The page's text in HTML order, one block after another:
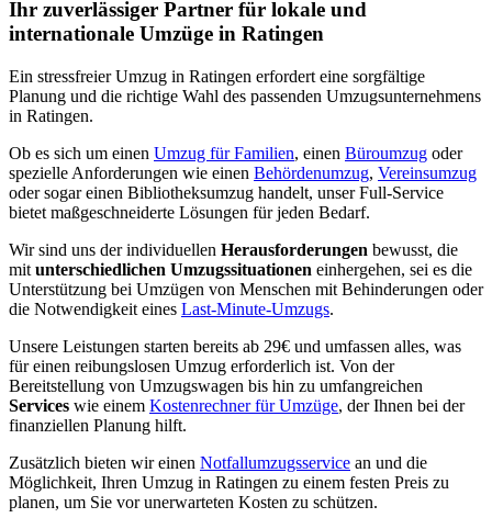
Ihr zuverlässiger Partner für lokale und
internationale Umzüge in Ratingen
Ein stressfreier Umzug in Ratingen erfordert eine sorgfältige
Planung und die richtige Wahl des passenden Umzugsunternehmens
in Ratingen.
Ob es sich um einen Umzug für Familien, einen Büroumzug oder
spezielle Anforderungen wie einen Behördenumzug, Vereinsumzug
oder sogar einen Bibliotheksumzug handelt, unser Full-Service
bietet maßgeschneiderte Lösungen für jeden Bedarf.
Wir sind uns der individuellen Herausforderungen bewusst, die
mit unterschiedlichen Umzugssituationen einhergehen, sei es die
Unterstützung bei Umzügen von Menschen mit Behinderungen oder
die Notwendigkeit eines Last-Minute-Umzugs.
Unsere Leistungen starten bereits ab 29€ und umfassen alles, was
für einen reibungslosen Umzug erforderlich ist. Von der
Bereitstellung von Umzugswagen bis hin zu umfangreichen
Services wie einem Kostenrechner für Umzüge, der Ihnen bei der
finanziellen Planung hilft.
Zusätzlich bieten wir einen Notfallumzugsservice an und die
Möglichkeit, Ihren Umzug in Ratingen zu einem festen Preis zu
planen, um Sie vor unerwarteten Kosten zu schützen.